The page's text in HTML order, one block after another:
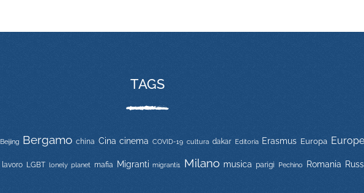
TAGS
Beijing Bergamo china Cina cinema COVID-19 cultura dakar Editoria Erasmus Europa Europe
lavoro LGBT lonely planet mafia Migranti migranti1 Milano musica parigi Pechino Romania